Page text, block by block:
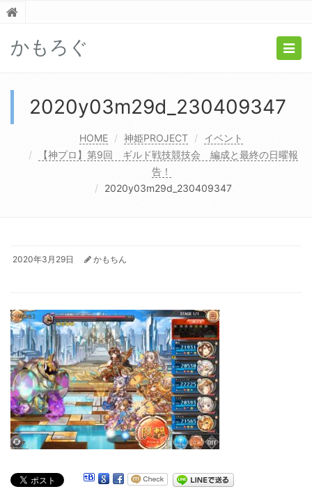
かもろぐ
2020y03m29d_230409347
HOME 神姫PROJECT
イベント
【神プロ】第9回 ギルド戦技競技会 編成と最終の日曜報
告！
2020y03m29d_230409347
2020年3月29日 かもちん